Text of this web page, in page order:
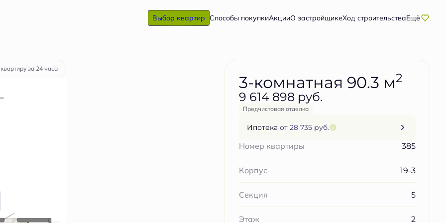
Выбор квартир Способы покупкиАкцииО застройщикеХод строительстваЕщё
Забронировать бесплатно
за 24 часа
3-комнатная 90.3 м2
9 614 898 руб.
Предчистовая отделка
Ипотека от 28 735 руб.
Номер квартиры 385
Корпус 19-3
Секция 5
Этаж 2